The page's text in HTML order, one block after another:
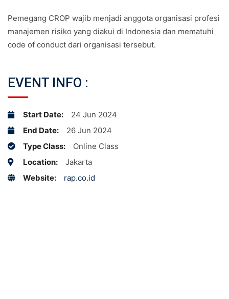
Pemegang CROP wajib menjadi anggota organisasi profesi
manajemen risiko yang diakui di Indonesia dan mematuhi
code of conduct dari organisasi tersebut.
EVENT INFO :
Start Date:
24 Jun 2024
End Date:
26 Jun 2024
Type Class:
Online Class
Location:
Jakarta
Website:
rap.co.id